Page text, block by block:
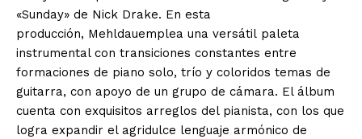
«Sunday» de Nick Drake. En esta
producción, Mehldauemplea una versátil paleta
instrumental con transiciones constantes entre
formaciones de piano solo, trío y coloridos temas de
guitarra, con apoyo de un grupo de cámara. El álbum
cuenta con exquisitos arreglos del pianista, con los que
logra expandir el agridulce lenguaje armónico de